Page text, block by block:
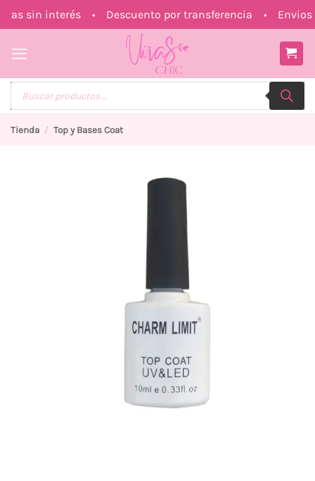
al
sin interés • Descuento por transferencia • Envios
Búsqueda
Tienda / Top y Bases Coat